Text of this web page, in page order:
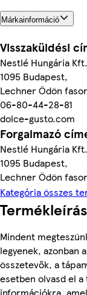
Márkainformáció
Visszaküldési
Nestlé Hungária Kft.
1095 Budapest,
Lechner Ödön
06-80-44-28-81
dolce-gusto.com
Forgalmazó
Nestlé Hungária Kft.
1095 Budapest,
Lechner Ödön
Kategória összes
Mindent
legyenek, azonban
összetevők, a
esetben olvasd el